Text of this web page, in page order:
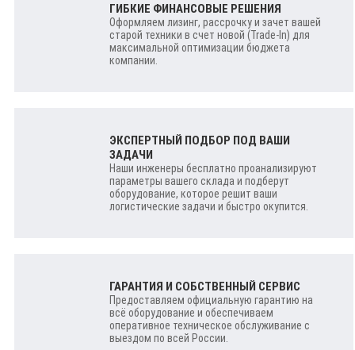
ГИБКИЕ ФИНАНСОВЫЕ РЕШЕНИЯ
Оформляем лизинг, рассрочку и зачет вашей
старой техники в счет новой (Trade-In) для
максимальной оптимизации бюджета
компании.
ЭКСПЕРТНЫЙ ПОДБОР ПОД ВАШИ
ЗАДАЧИ
Наши инженеры бесплатно проанализируют
параметры вашего склада и подберут
оборудование, которое решит ваши
логистические задачи и быстро окупится.
ГАРАНТИЯ И СОБСТВЕННЫЙ СЕРВИС
Предоставляем официальную гарантию на
всё оборудование и обеспечиваем
оперативное техническое обслуживание с
выездом по всей России.